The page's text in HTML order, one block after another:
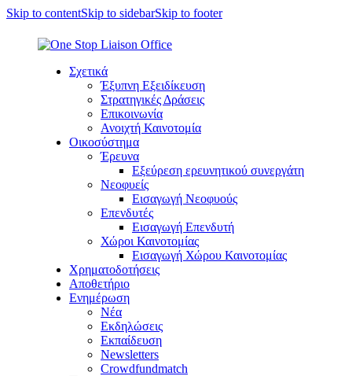
Skip to contentSkip to sidebarSkip to footer
Σχετικά
Έξυπνη Εξειδίκευση
Στρατηγικές Δράσεις
Επικοινωνία
Ανοιχτή Καινοτομία
Οικοσύστημα
Έρευνα
Εξεύρεση ερευνητικού συνεργάτη
Νεοφυείς
Εισαγωγή Νεοφυούς
Επενδυτές
Εισαγωγή Επενδυτή
Χώροι Καινοτομίας
Εισαγωγή Χώρου Καινοτομίας
Χρηματοδοτήσεις
Αποθετήριο
Ενημέρωση
Νέα
Εκδηλώσεις
Εκπαίδευση
Newsletters
Crowdfundmatch